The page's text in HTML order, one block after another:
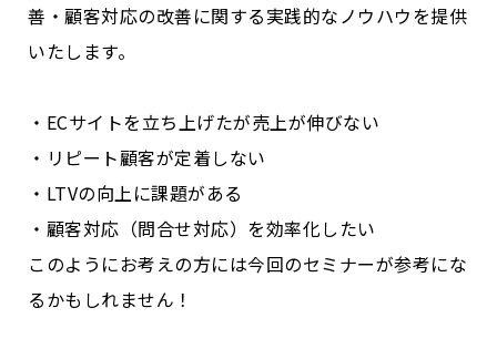
善・顧客対応の改善に関する実践的なノウハウを提供
いたします。
・ECサイトを立ち上げたが売上が伸びない
・リピート顧客が定着しない
・LTVの向上に課題がある
・顧客対応（問合せ対応）を効率化したい
このようにお考えの方には今回のセミナーが参考にな
るかもしれません！